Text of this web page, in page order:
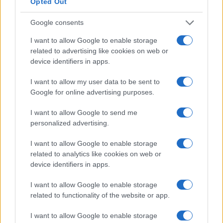
Google consents
I want to allow Google to enable storage
related to advertising like cookies on web or
device identifiers in apps.
I want to allow my user data to be sent to
Google for online advertising purposes.
I want to allow Google to send me
personalized advertising.
I want to allow Google to enable storage
related to analytics like cookies on web or
device identifiers in apps.
I want to allow Google to enable storage
related to functionality of the website or app.
I want to allow Google to enable storage
progresso più lento. Guridi ed io da anni
giochiamo nel “B” e abbiamo sempre lavorato
sodo; il nostro lato tecnico ci ha sicuramente
aiutato a raggiungere questi traguardi.
migliori devono ancora arrivare, guardando a
da lì e perché sembra insistere così tanto?
Ritengo che ci sia un grande investimento nelle
giovani promesse, stanno creando sempre più
squadre nei settori giovanili. Ogni anno, ad
esempio, molte di noi dal “C” vengono promosse
al “B”. È fondamentale che vengano integrate
anche giocatrici locali, oltre a quelle straniere
che apportano molto.